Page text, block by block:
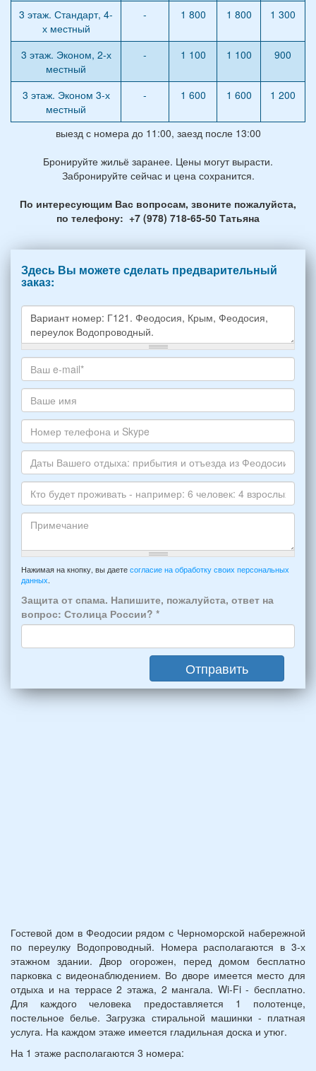
3 этаж. Стандарт, 4-
х местный
- 1 800 1 800 1 300
3 этаж. Эконом, 2-х
местный
- 1 100 1 100 900
3 этаж. Эконом 3-х
местный
- 1 600 1 600 1 200
выезд с номера до 11:00, заезд после 13:00
Бронируйте жильё заранее. Цены могут вырасти.
Забронируйте сейчас и цена сохранится.
По интересующим Вас вопросам, звоните пожалуйста,
по телефону: +7 (978) 718-65-50 Татьяна
Здесь Вы можете сделать предварительный
заказ:
Какое
жилье
хотите
снять,
укажите
пожалуйста
НОМЕР
варианта:
*
Ваш
адрес
электронной
почты
*
Ваше
имя
Номер
телефона
и
Skype
Даты
Вашего
отдыха:
прибытия
отъезда
из
Феодосии:
*
Кто
будет
-
например:
6
человек:
4
взрослых
и
Примечание
Нажимая на кнопку, вы даете согласие на обработку своих персональных
данных
Защита от спама. Напишите, пожалуйста, ответ на
вопрос: Столица России? *
Отправить
Гостевой дом в Феодосии рядом с Черноморской набережной
по переулку Водопроводный. Номера располагаются в 3-х
этажном здании. Двор огорожен, перед домом бесплатно
парковка с видеонаблюдением. Во дворе имеется место для
отдыха и на террасе 2 этажа, 2 мангала. Wi-Fi - бесплатно.
Для каждого человека предоставляется 1 полотенце,
постельное белье. Загрузка стиральной машинки - платная
услуга. На каждом этаже имеется гладильная доска и утюг.
На 1 этаже располагаются 3 номера: